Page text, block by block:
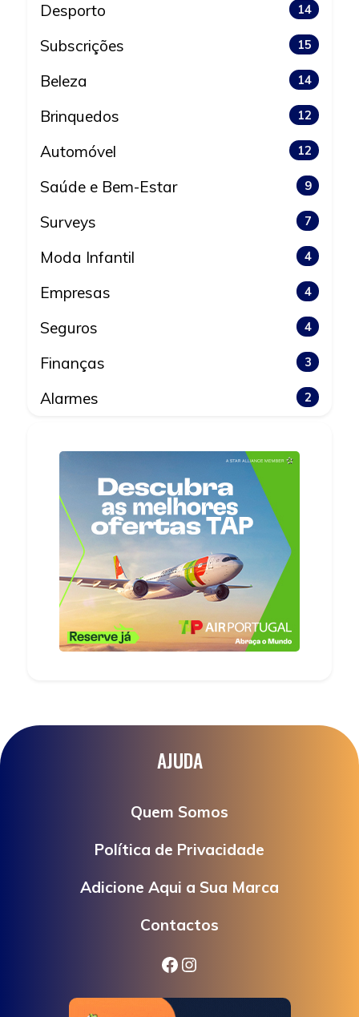
Desporto 14
Subscrições 15
Beleza 14
Brinquedos 12
Automóvel 12
Saúde e Bem-Estar 9
Surveys 7
Moda Infantil 4
Empresas 4
Seguros 4
Finanças 3
Alarmes 2
AJUDA
Quem Somos
Política de Privacidade
Adicione Aqui a Sua Marca
Contactos
Facebook
Instagram